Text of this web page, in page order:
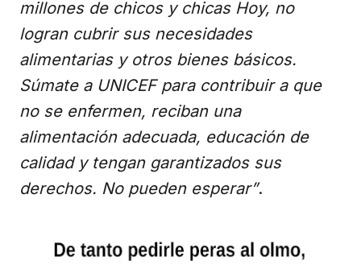
millones de chicos y chicas Hoy, no
logran cubrir sus necesidades
alimentarias y otros bienes básicos.
Súmate a UNICEF para contribuir a que
no se enfermen, reciban una
alimentación adecuada, educación de
calidad y tengan garantizados sus
derechos. No pueden esperar”.